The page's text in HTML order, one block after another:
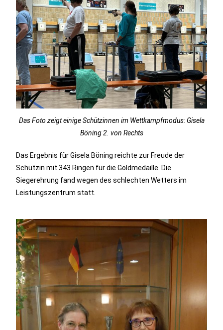
Das Foto zeigt einige Schützinnen im Wettkampfmodus: Gisela
Böning 2. von Rechts
Das Ergebnis für Gisela Böning reichte zur Freude der
Schützin mit 343 Ringen für die Goldmedaille. Die
Siegerehrung fand wegen des schlechten Wetters im
Leistungszentrum statt.